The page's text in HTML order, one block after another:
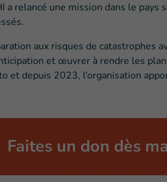
relancé une mission dans le pays
aux risques de catastrophes
et œuvrer à rendre les
et depuis 2023, l’organisation
Faites un don dès